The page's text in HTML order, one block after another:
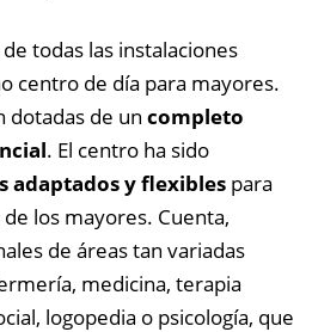
todas las instalaciones
centro de día para mayores.
dotadas de un completo
. El centro ha sido
adaptados y flexibles para
los mayores. Cuenta,
de áreas tan variadas
medicina, terapia
logopedia o psicología, que